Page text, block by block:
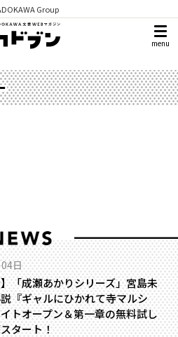
Group
menu
日
「成瀬あかりシリーズ」宮島未
『ギャルにひかれて寺マルシ
トオープン＆第一章の無料試し
タート！